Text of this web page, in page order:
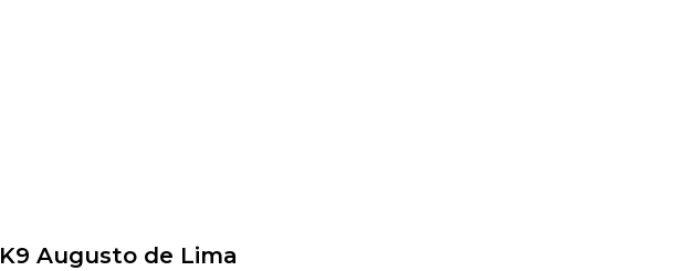
K9 Augusto de Lima